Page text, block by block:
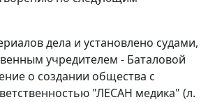
дела и установлено судами,
учредителем - Баталовой
о создании общества с
"ЛЕСАН медика" (л.